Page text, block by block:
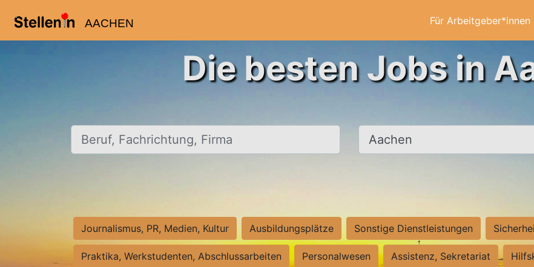
AACHEN Für Arbeitgeber*innen
Die besten Jobs in
Beruf, Fachrichtung, Firma Ort, Stadt
Journalismus, PR, Medien, Kultur Ausbildungsplätze Sonstige Dienstleistungen
Praktika, Werkstudenten, Abschlussarbeiten Personalwesen Assistenz, Sekretariat